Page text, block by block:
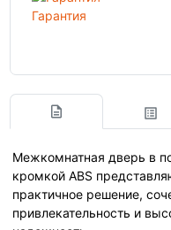
Гарантия
Межкомнатная дверь в
кромкой ABS
практичное решение,
привлекательность и